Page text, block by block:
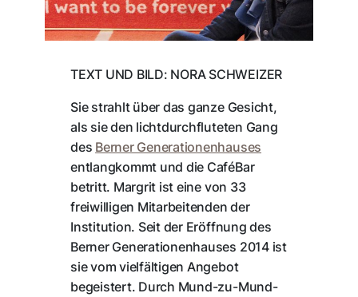
TEXT UND BILD: NORA SCHWEIZER
Sie strahlt über das ganze Gesicht,
als sie den lichtdurchfluteten Gang
des Berner Generationenhauses
entlangkommt und die CaféBar
betritt. Margrit ist eine von 33
freiwilligen Mitarbeitenden der
Institution. Seit der Eröffnung des
Berner Generationenhauses 2014 ist
sie vom vielfältigen Angebot
begeistert. Durch Mund-zu-Mund-